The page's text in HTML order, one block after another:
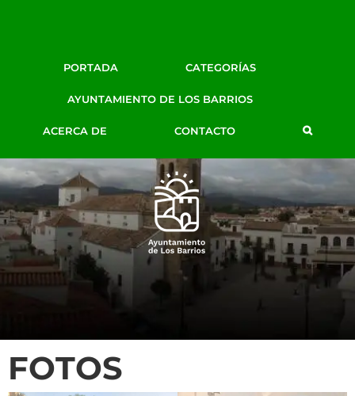
BLOG DE PRENSA
AYTO. LOS BARRIOS
PORTADA CATEGORÍAS
AYUNTAMIENTO DE LOS BARRIOS
ACERCA DE CONTACTO
FOTOS